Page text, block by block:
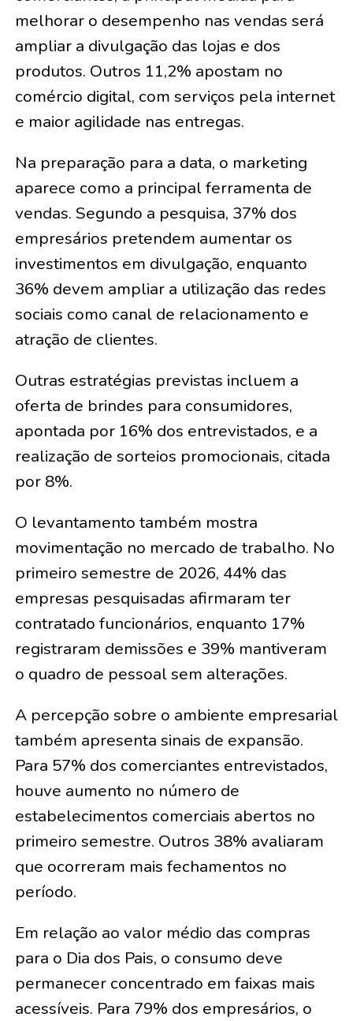
melhorar o desempenho nas vendas será
ampliar a divulgação das lojas e dos
produtos. Outros 11,2% apostam no
comércio digital, com serviços pela internet
e maior agilidade nas entregas.
Na preparação para a data, o marketing
aparece como a principal ferramenta de
vendas. Segundo a pesquisa, 37% dos
empresários pretendem aumentar os
investimentos em divulgação, enquanto
36% devem ampliar a utilização das redes
sociais como canal de relacionamento e
atração de clientes.
Outras estratégias previstas incluem a
oferta de brindes para consumidores,
apontada por 16% dos entrevistados, e a
realização de sorteios promocionais, citada
por 8%.
O levantamento também mostra
movimentação no mercado de trabalho. No
primeiro semestre de 2026, 44% das
empresas pesquisadas afirmaram ter
contratado funcionários, enquanto 17%
registraram demissões e 39% mantiveram
o quadro de pessoal sem alterações.
A percepção sobre o ambiente empresarial
também apresenta sinais de expansão.
Para 57% dos comerciantes entrevistados,
houve aumento no número de
estabelecimentos comerciais abertos no
primeiro semestre. Outros 38% avaliaram
que ocorreram mais fechamentos no
período.
Em relação ao valor médio das compras
para o Dia dos Pais, o consumo deve
permanecer concentrado em faixas mais
acessíveis. Para 79% dos empresários, o